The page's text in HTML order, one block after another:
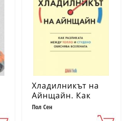
Хладилникът на
Айнщайн. Как
разликата между
топло и студено
Пол Сен